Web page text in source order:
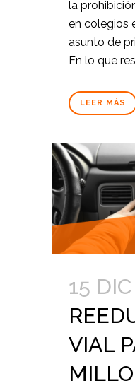
la
en colegios
asunto de
En lo que
LEER MÁS
15 DIC
VIAL